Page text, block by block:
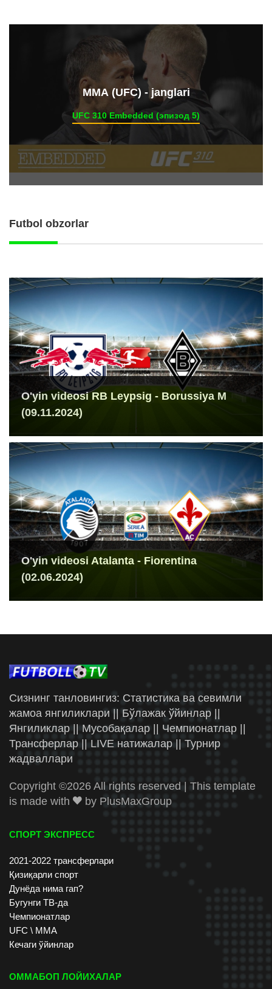
ММА (UFC) - janglari
UFC 310 Embedded (эпизод 5)
Futbol obzorlar
O'yin videosi RB Leypsig - Borussiya M
(09.11.2024)
O'yin videosi Atalanta - Fiorentina
(02.06.2024)
Сизнинг танловингиз: Статистика ва севимли
жамоа янгиликлари || Бўлажак ўйинлар ||
Янгиликлар || Мусобақалар || Чемпионатлар ||
Трансферлар || LIVE натижалар || Турнир
жадваллари
Copyright ©2026 All rights reserved | This template
is made with
by PlusMaxGroup
СПОРТ ЭКСПРЕСС
2021-2022 трансферлари
Қизиқарли спорт
Дунёда нима гап?
Бугунги ТВ-да
Чемпионатлар
UFC \ ММА
Кечаги ўйинлар
ОММАБОП ЛОЙИХАЛАР